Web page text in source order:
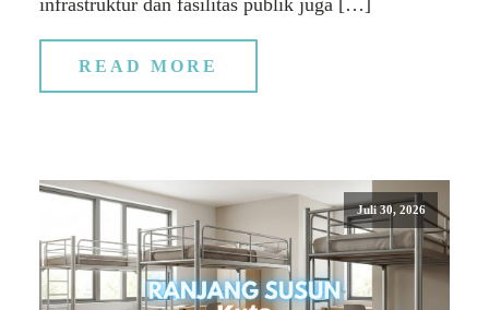
infrastruktur dan fasilitas publik juga […]
READ MORE
Juli 30, 2026